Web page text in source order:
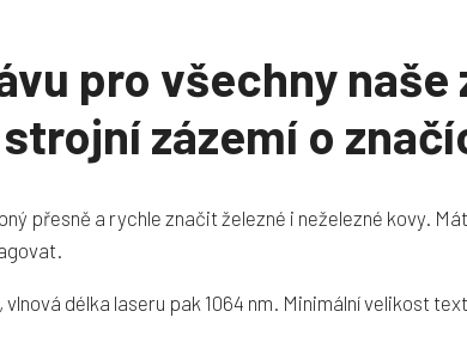
pro všechny
zázemí o
přesně a rychle značit železné i neželezné kovy.
délka laseru pak 1064 nm. Minimální velikost